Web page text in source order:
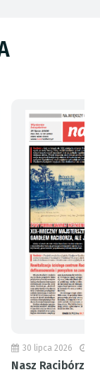
30 lipca 2026
Nasz Racibórz